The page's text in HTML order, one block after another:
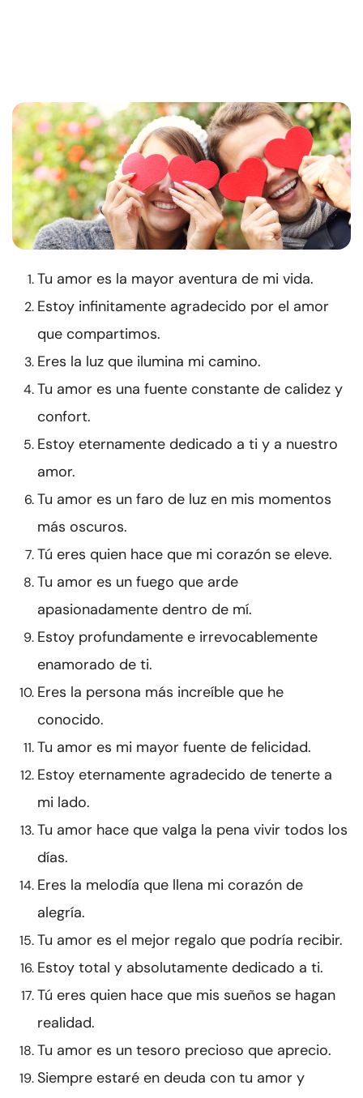
Tu amor es la mayor aventura de mi vida.
Estoy infinitamente agradecido por el amor
que compartimos.
Eres la luz que ilumina mi camino.
Tu amor es una fuente constante de calidez y
confort.
Estoy eternamente dedicado a ti y a nuestro
amor.
Tu amor es un faro de luz en mis momentos
más oscuros.
Tú eres quien hace que mi corazón se eleve.
Tu amor es un fuego que arde
apasionadamente dentro de mí.
Estoy profundamente e irrevocablemente
enamorado de ti.
Eres la persona más increíble que he
conocido.
Tu amor es mi mayor fuente de felicidad.
Estoy eternamente agradecido de tenerte a
mi lado.
Tu amor hace que valga la pena vivir todos los
días.
Eres la melodía que llena mi corazón de
alegría.
Tu amor es el mejor regalo que podría recibir.
Estoy total y absolutamente dedicado a ti.
Tú eres quien hace que mis sueños se hagan
realidad.
Tu amor es un tesoro precioso que aprecio.
Siempre estaré en deuda con tu amor y